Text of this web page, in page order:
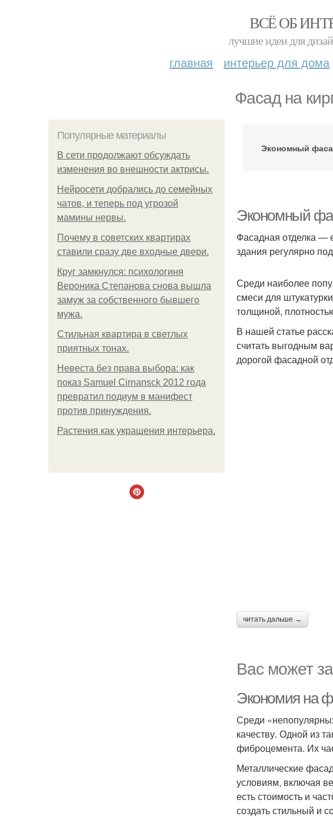
ВСЁ ОБ
лучшие идеи для
главная интерьер для дома
Фасад на
Популярные материалы
В сети продолжают обсуждать
изменения во внешности актрисы.
Нейросети добрались до семейных
чатов, и теперь под угрозой
мамины нервы.
Почему в советских квартирах
ставили сразу две входные двери.
Круг замкнулся: психологиня
Вероника Степанова снова вышла
замуж за собственного бывшего
мужа.
Стильная квартира в светлых
приятных тонах.
Невеста без права выбора: как
показ Samuel Cirnansck 2012 года
превратил подиум в манифест
против принуждения.
Растения как украшения интерьера.
Экономный
Экономный
Фасадная отделка —
здания регулярно
Среди наиболее
смеси для
толщиной,
В нашей статье
считать выгодным
дорогой фасадной
читать дальше →
Вас может
Экономия на
Среди
качеству. Одной из
фиброцемента. Их
Металлические
условиям, включая
есть стоимость и
создать стильный и